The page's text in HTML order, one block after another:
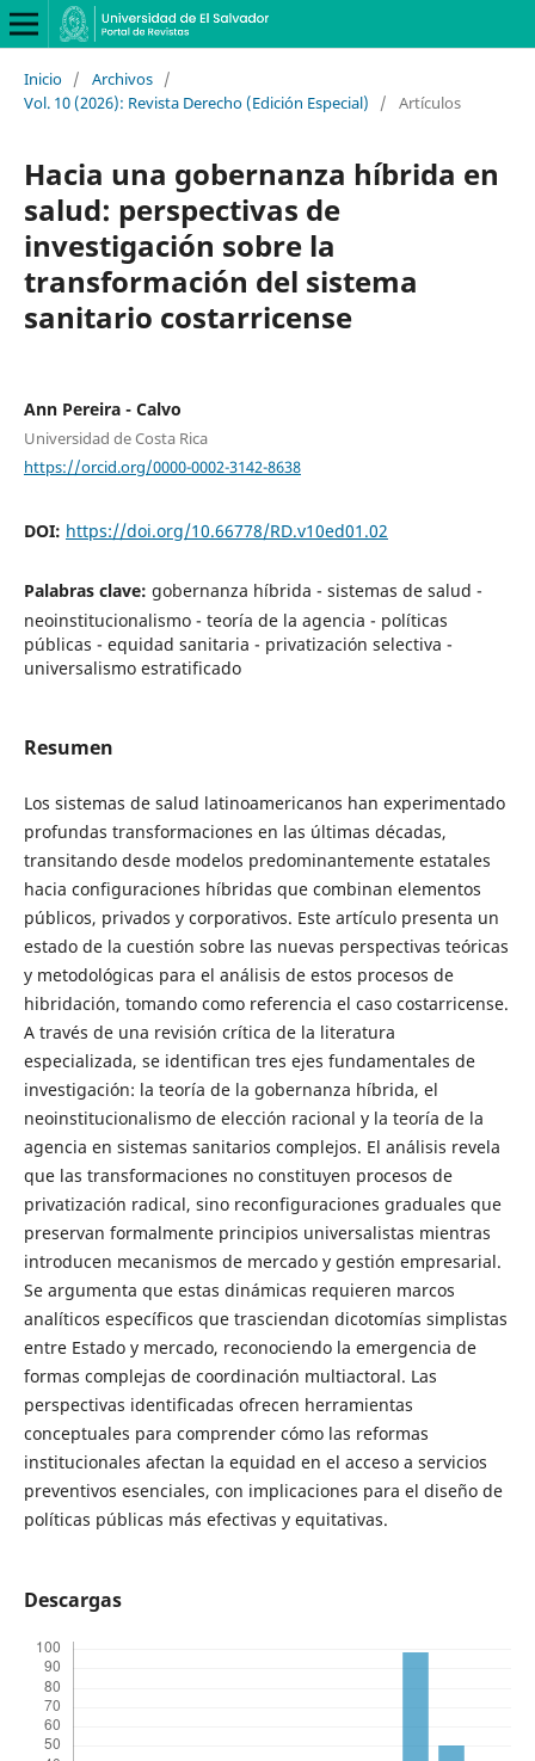
Inicio / Archivos /
Vol. 10 (2026): Revista Derecho (Edición Especial)
/ Artículos
Hacia una gobernanza híbrida en
salud: perspectivas de
investigación sobre la
transformación del sistema
sanitario costarricense
Ann Pereira - Calvo
Universidad de Costa Rica
https://orcid.org/0000-0002-3142-8638
DOI: https://doi.org/10.66778/RD.v10ed01.02
Palabras clave: gobernanza híbrida - sistemas de salud -
neoinstitucionalismo - teoría de la agencia - políticas
públicas - equidad sanitaria - privatización selectiva -
universalismo estratificado
Resumen
Los sistemas de salud latinoamericanos han experimentado
profundas transformaciones en las últimas décadas,
transitando desde modelos predominantemente estatales
hacia configuraciones híbridas que combinan elementos
públicos, privados y corporativos. Este artículo presenta un
estado de la cuestión sobre las nuevas perspectivas teóricas
y metodológicas para el análisis de estos procesos de
hibridación, tomando como referencia el caso costarricense.
A través de una revisión crítica de la literatura
especializada, se identifican tres ejes fundamentales de
investigación: la teoría de la gobernanza híbrida, el
neoinstitucionalismo de elección racional y la teoría de la
agencia en sistemas sanitarios complejos. El análisis revela
que las transformaciones no constituyen procesos de
privatización radical, sino reconfiguraciones graduales que
preservan formalmente principios universalistas mientras
introducen mecanismos de mercado y gestión empresarial.
Se argumenta que estas dinámicas requieren marcos
analíticos específicos que trasciendan dicotomías simplistas
entre Estado y mercado, reconociendo la emergencia de
formas complejas de coordinación multiactoral. Las
perspectivas identificadas ofrecen herramientas
conceptuales para comprender cómo las reformas
institucionales afectan la equidad en el acceso a servicios
preventivos esenciales, con implicaciones para el diseño de
políticas públicas más efectivas y equitativas.
Descargas